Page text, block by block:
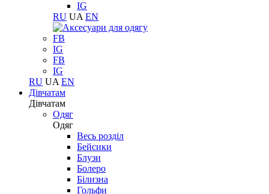
IG
RU UA EN
FB
IG
FB
IG
RU UA EN
Дівчатам
Дівчатам
Одяг
Одяг
Весь розділ
Бейсики
Блузи
Болеро
Білизна
Гольфи